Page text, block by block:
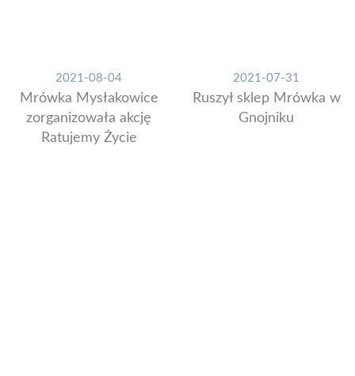
2021-08-04
Mrówka Mysłakowice
zorganizowała akcję
Ratujemy Życie
2021-07-31
Ruszył sklep Mrówka w
Gnojniku